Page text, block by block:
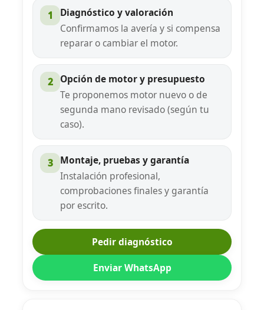
1
Diagnóstico y valoración
Confirmamos la avería y si compensa
reparar o cambiar el motor.
2
Opción de motor y presupuesto
Te proponemos motor nuevo o de
segunda mano revisado (según tu
caso).
3
Montaje, pruebas y garantía
Instalación profesional,
comprobaciones finales y garantía
por escrito.
Pedir diagnóstico
Enviar WhatsApp